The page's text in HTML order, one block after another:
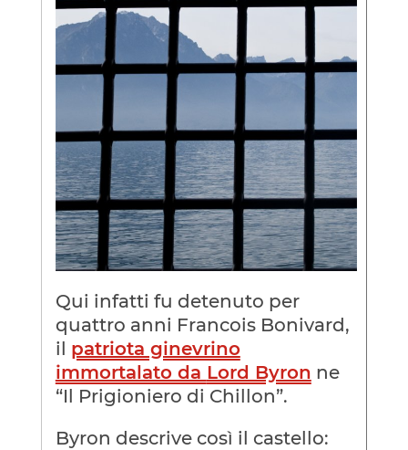
Qui infatti fu detenuto per
quattro anni Francois Bonivard,
il patriota ginevrino
immortalato da Lord Byron ne
“Il Prigioniero di Chillon”.
Byron descrive così il castello: